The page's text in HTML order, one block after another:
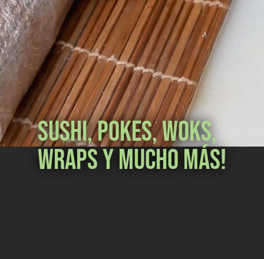
Sushi, Pokes, Woks,
Wraps y mucho más!